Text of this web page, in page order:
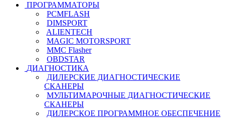
ПРОГРАММАТОРЫ
PCMFLASH
DIMSPORT
ALIENTECH
MAGIC MOTORSPORT
MMC Flasher
OBDSTAR
ДИАГНОСТИКА
ДИЛЕРСКИЕ ДИАГНОСТИЧЕСКИЕ
СКАНЕРЫ
МУЛЬТИМАРОЧНЫЕ ДИАГНОСТИЧЕСКИЕ
СКАНЕРЫ
ДИЛЕРСКОЕ ПРОГРАММНОЕ ОБЕСПЕЧЕНИЕ